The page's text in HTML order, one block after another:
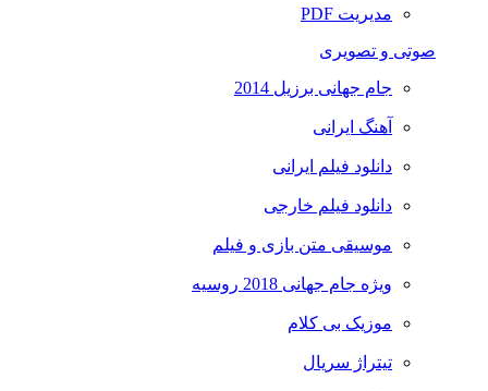
مدیریت PDF
صوتی و تصویری
جام جهانی برزیل 2014
آهنگ ایرانی
دانلود فیلم ایرانی
دانلود فیلم خارجی
موسیقی متن بازی و فیلم
ویژه جام جهانی 2018 روسیه
موزیک بی کلام
تیتراژ سریال